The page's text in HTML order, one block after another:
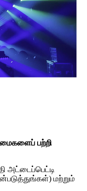
பற்றி
அட்டைப்பெட்டி
மற்றும்